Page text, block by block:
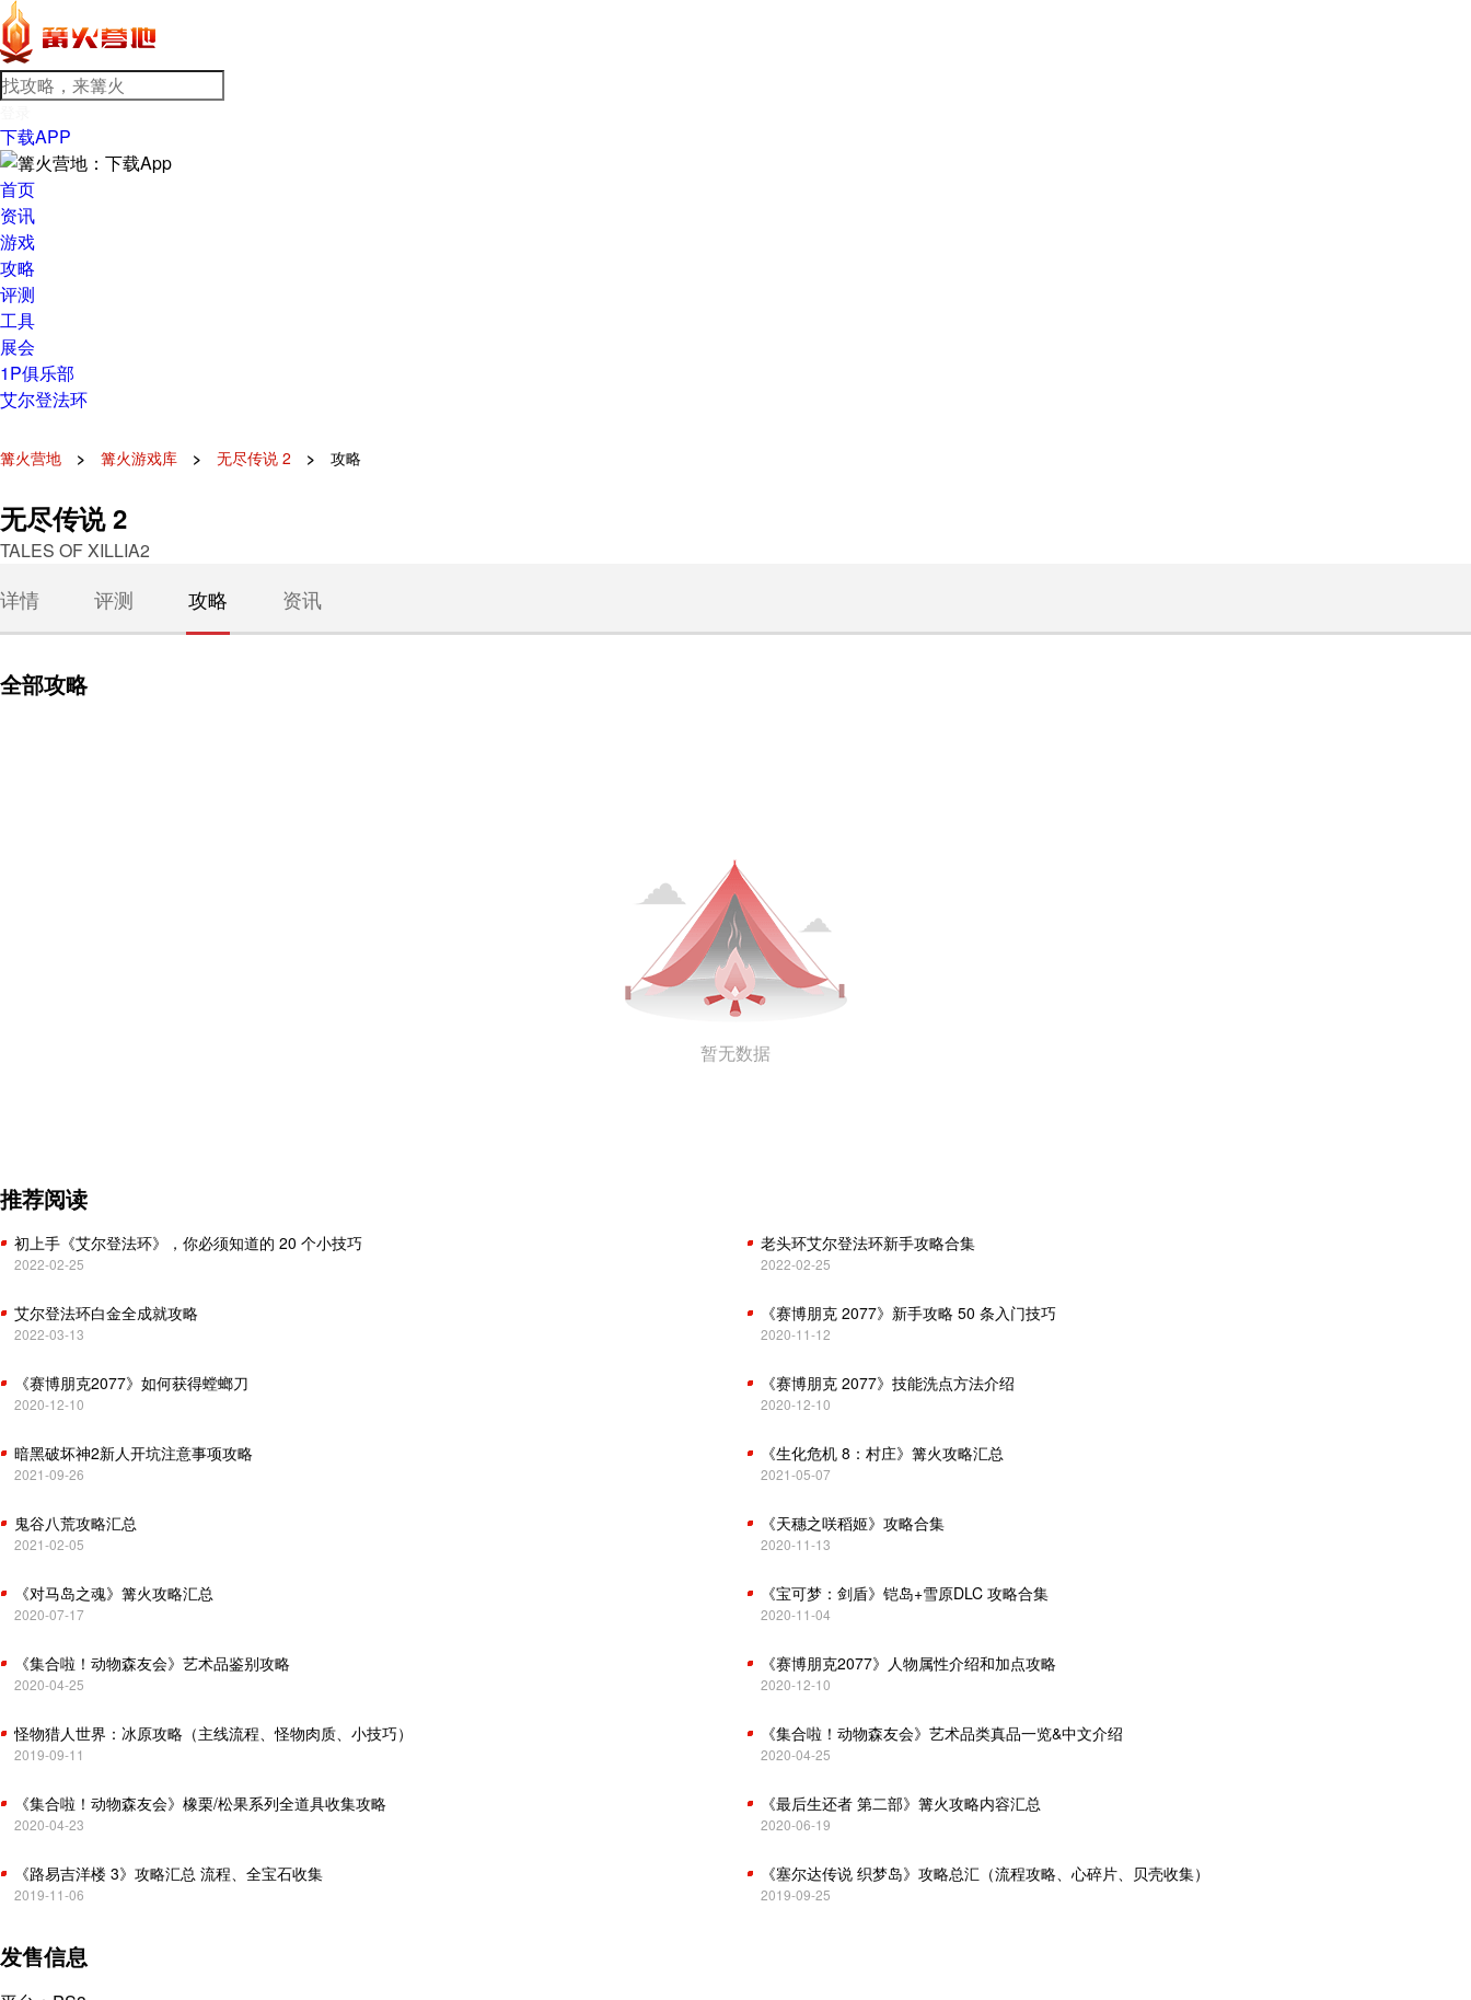
下载APP
首页
资讯
游戏
攻略
评测
工具
展会
1P俱乐部
艾尔登法环
篝火营地 篝火游戏库 无尽传说 2 攻略
无尽传说 2
TALES OF XILLIA2
详情 评测 攻略 资讯
全部攻略
暂无数据
推荐阅读
初上手《艾尔登法环》，你必须知道的 20 个小技巧
2022-02-25
老头环艾尔登法环新手攻略合集
2022-02-25
艾尔登法环白金全成就攻略
2022-03-13
《赛博朋克 2077》新手攻略 50 条入门技巧
2020-11-12
《赛博朋克2077》如何获得螳螂刀
2020-12-10
《赛博朋克 2077》技能洗点方法介绍
2020-12-10
暗黑破坏神2新人开坑注意事项攻略
2021-09-26
《生化危机 8：村庄》篝火攻略汇总
2021-05-07
鬼谷八荒攻略汇总
2021-02-05
《天穗之咲稻姬》攻略合集
2020-11-13
《对马岛之魂》篝火攻略汇总
2020-07-17
《宝可梦：剑盾》铠岛+雪原DLC 攻略合集
2020-11-04
《集合啦！动物森友会》艺术品鉴别攻略
2020-04-25
《赛博朋克2077》人物属性介绍和加点攻略
2020-12-10
怪物猎人世界：冰原攻略（主线流程、怪物肉质、小技巧）
2019-09-11
《集合啦！动物森友会》艺术品类真品一览&中文介绍
2020-04-25
《集合啦！动物森友会》橡栗/松果系列全道具收集攻略
2020-04-23
《最后生还者 第二部》篝火攻略内容汇总
2020-06-19
《路易吉洋楼 3》攻略汇总 流程、全宝石收集
2019-11-06
《塞尔达传说 织梦岛》攻略总汇（流程攻略、心碎片、贝壳收集）
2019-09-25
发售信息